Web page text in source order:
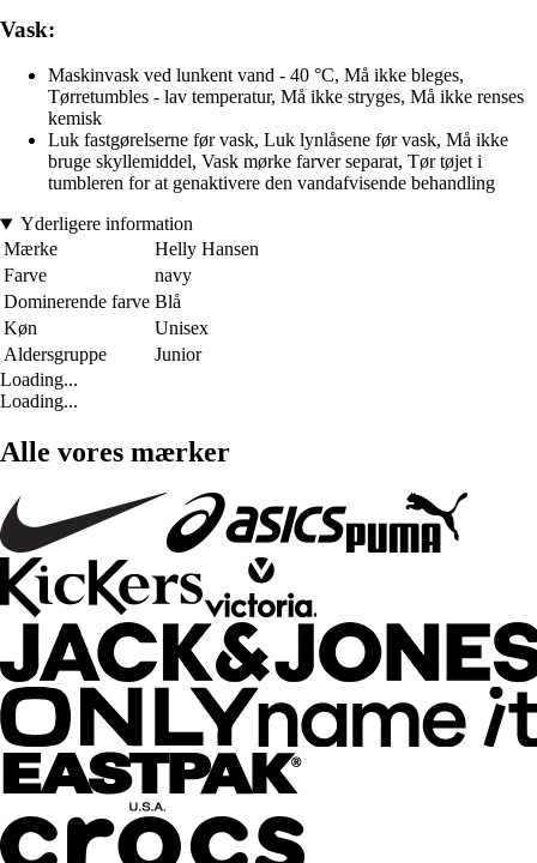
Vask:
Maskinvask ved lunkent vand - 40 °C, Må ikke bleges,
Tørretumbles - lav temperatur, Må ikke stryges, Må ikke renses
kemisk
Luk fastgørelserne før vask, Luk lynlåsene før vask, Må ikke
bruge skyllemiddel, Vask mørke farver separat, Tør tøjet i
tumbleren for at genaktivere den vandafvisende behandling
Yderligere information
Mærke
Helly Hansen
Farve
navy
Dominerende farve Blå
Køn
Unisex
Aldersgruppe
Junior
Loading...
Loading...
Alle vores mærker